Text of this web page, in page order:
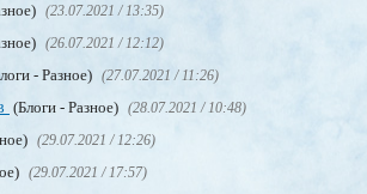
(23.07.2021 / 13:35)
(26.07.2021 / 12:12)
- Разное) (27.07.2021 / 11:26)
(Блоги - Разное) (28.07.2021 / 10:48)
(29.07.2021 / 12:26)
(29.07.2021 / 17:57)